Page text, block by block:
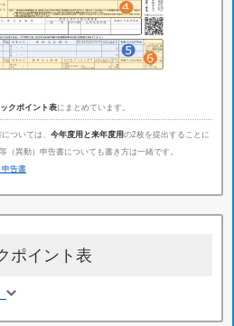
クポイント表にまとめています。
ついては、 今年度用と来年度用の2枚を提出することに
（異動）申告書についても書き方は一緒です。
申告書
ポイント表